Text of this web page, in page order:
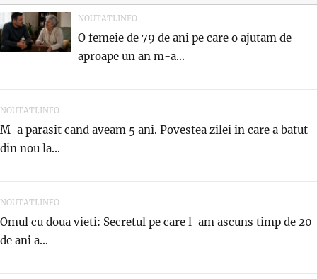
NOUTATI.INFO
O femeie de 79 de ani pe care o ajutam de
aproape un an m-a...
NOUTATI.INFO
M-a parasit cand aveam 5 ani. Povestea zilei in care a batut
din nou la...
NOUTATI.INFO
Omul cu doua vieti: Secretul pe care l-am ascuns timp de 20
de ani a...